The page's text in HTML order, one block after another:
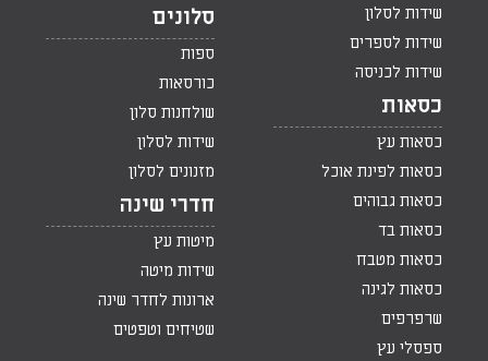
שידות לסלון
שידות לספרים
שידות לכניסה
כסאות
כסאות עץ
כסאות לפינת אוכל
כסאות גבוהים
כסאות בד
כסאות מטבח
כסאות לגינה
שרפרפים
ספסלי עץ
סלונים
ספות
כורסאות
שולחנות סלון
שידות לסלון
מזנונים לסלון
חדרי שינה
מיטות עץ
שידות מיטה
ארונות לחדר שינה
שטיחים וטפטים